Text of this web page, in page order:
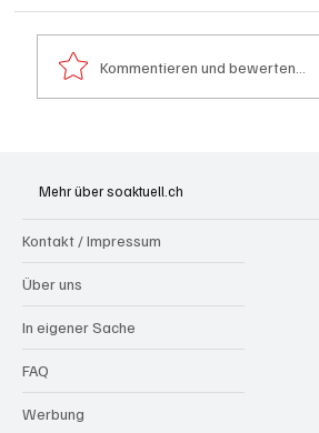
Kommentieren und bewerten...
Mehr über soaktuell.ch
Kontakt / Impressum
Über uns
In eigener Sache
FAQ
Werbung